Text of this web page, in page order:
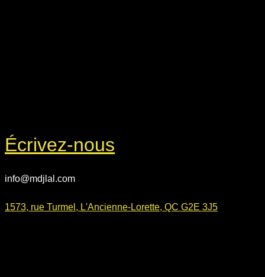
Écrivez-nous
info@mdjlal.com
1573, rue Turmel, L'Ancienne-Lorette, QC G2E 3J5